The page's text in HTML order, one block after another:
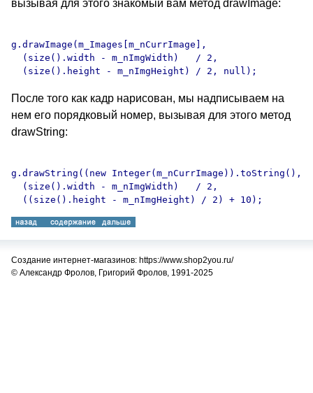
вызывая для этого знакомый вам метод drawImage:
g.drawImage(m_Images[m_nCurrImage],
  (size().width - m_nImgWidth)   / 2,
После того как кадр нарисован, мы надписываем на
нем его порядковый номер, вызывая для этого метод
drawString:
g.drawString((new Integer(m_nCurrImage)).toString(),
  (size().width - m_nImgWidth)   / 2,
Создание интернет-магазинов: https://www.shop2you.ru/
© Александр Фролов, Григорий Фролов, 1991-2025